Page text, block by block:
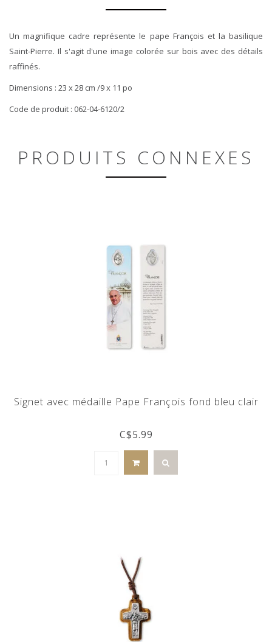
Un magnifique cadre représente le pape François et la basilique
Saint-Pierre. Il s'agit d'une image colorée sur bois avec des détails
raffinés.
Dimensions : 23 x 28 cm /9 x 11 po
Code de produit : 062-04-6120/2
PRODUITS CONNEXES
Signet avec médaille Pape François fond bleu clair
C$5.99